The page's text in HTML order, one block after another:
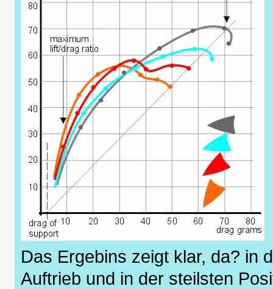
Das Ergebins zeigt klar, da? in
Auftrieb und in der steilsten